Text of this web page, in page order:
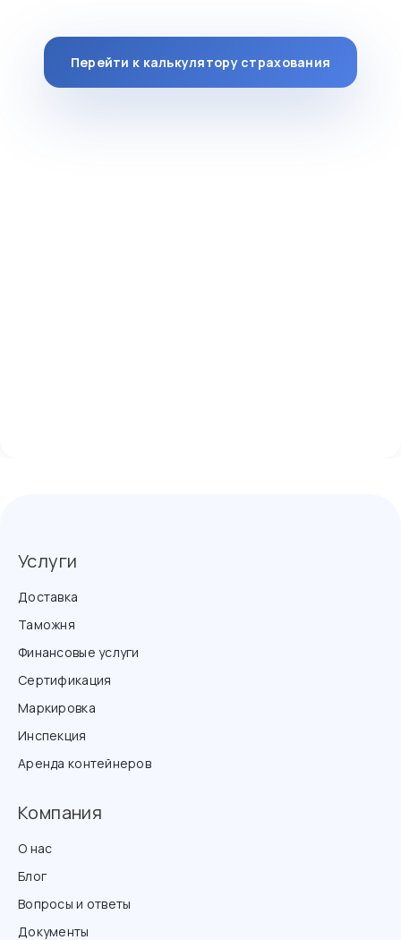
Перейти к калькулятору страхования
Услуги
Доставка
Таможня
Финансовые услуги
Сертификация
Маркировка
Инспекция
Аренда контейнеров
Компания
О нас
Блог
Вопросы и ответы
Документы